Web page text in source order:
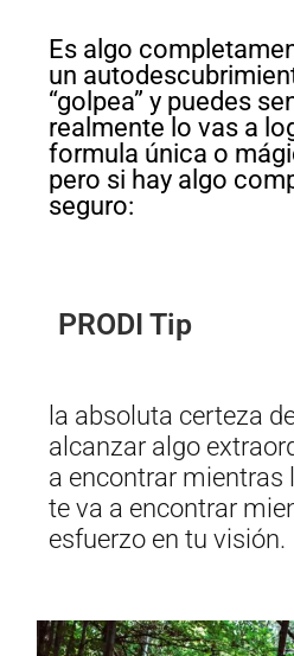
Es algo
un
“golpea” y puedes
realmente lo vas a
formula única o
pero si hay algo
seguro:
PRODI Tip
la absoluta certeza
alcanzar algo
a encontrar mientras
te va a encontrar
esfuerzo en tu visión.